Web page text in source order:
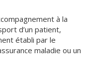
à la
d’un patient,
établi par le
maladie ou un